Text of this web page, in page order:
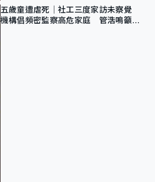
五歲童遭虐死｜社工三度家訪未察覺
機構倡頻密監察高危家庭 管浩鳴籲加